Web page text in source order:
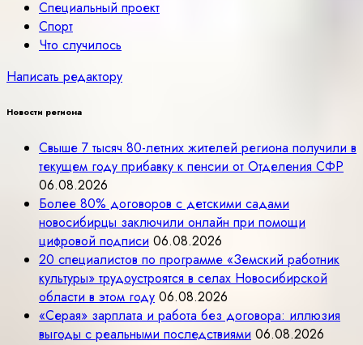
Специальный проект
Спорт
Что случилось
Написать редактору
Новости региона
Свыше 7 тысяч 80-летних жителей региона получили в
текущем году прибавку к пенсии от Отделения СФР
06.08.2026
Более 80% договоров с детскими садами
новосибирцы заключили онлайн при помощи
цифровой подписи 06.08.2026
20 специалистов по программе «Земский работник
культуры» трудоустроятся в селах Новосибирской
области в этом году 06.08.2026
«Серая» зарплата и работа без договора: иллюзия
выгоды с реальными последствиями 06.08.2026